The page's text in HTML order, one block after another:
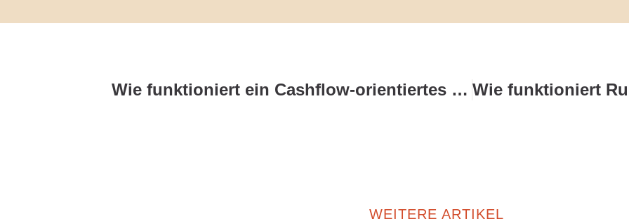
Wie funktioniert ein Cashflow-orientiertes Depot fürs Alter?
WEITERE ARTIKEL